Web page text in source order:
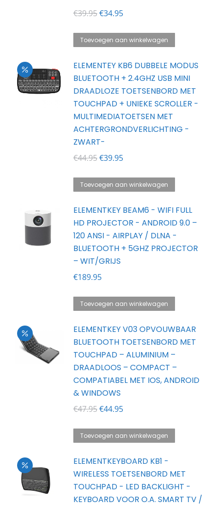
€39.95Oorspronkelijke
was:
€34.95Huidige
is:
Toevoegen aan winkelwagen
ELEMENTEY KB6 DUBBELE MODUS
BLUETOOTH + 2.4GHZ USB MINI
DRAADLOZE TOETSENBORD MET
TOUCHPAD + UNIEKE SCROLLER -
MULTIMEDIATOETSEN MET
ACHTERGRONDVERLICHTING -
ZWART-
€44.95Oorspronkelijke
was:
€39.95Huidige
is:
Toevoegen aan winkelwagen
ELEMENTKEY BEAM6 - WIFI FULL
HD PROJECTOR - ANDROID 9.0 –
120 ANSI - AIRPLAY / DLNA -
BLUETOOTH + 5GHZ PROJECTOR
– WIT/GRIJS
€189.95
Toevoegen aan winkelwagen
ELEMENTKEY V03 OPVOUWBAAR
BLUETOOTH TOETSENBORD MET
TOUCHPAD – ALUMINIUM –
DRAADLOOS – COMPACT –
COMPATIABEL MET IOS, ANDROID
& WINDOWS
€47.95Oorspronkelijke
was:
€44.95Huidige
is:
Toevoegen aan winkelwagen
ELEMENTKEYBOARD KB1 -
WIRELESS TOETSENBORD MET
TOUCHPAD - LED BACKLIGHT -
KEYBOARD VOOR O.A. SMART TV /